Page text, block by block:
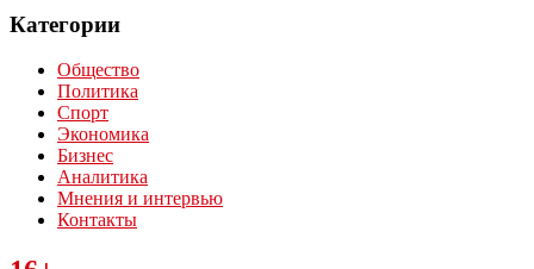
Категории
Общество
Политика
Спорт
Экономика
Бизнес
Аналитика
Мнения и интервью
Контакты